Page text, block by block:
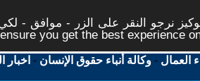
نرجو النقر على الزر - موافق -
you get the best experience
العمال -وكالة أنباء حقوق الإنسان - اخبار